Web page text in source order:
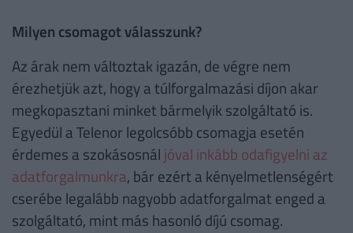
Milyen csomagot válasszunk?
Az árak nem változtak igazán, de végre nem
érezhetjük azt, hogy a túlforgalmazási díjon akar
megkopasztani minket bármelyik szolgáltató is.
Egyedül a Telenor legolcsóbb csomagja esetén
érdemes a szokásosnál jóval inkább odafigyelni az
adatforgalmunkra, bár ezért a kényelmetlenségért
cserébe legalább nagyobb adatforgalmat enged a
szolgáltató, mint más hasonló díjú csomag.